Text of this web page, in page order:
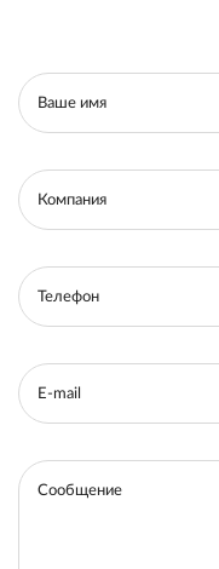
Ваше имя
Компания
Телефон
E-mail
Сообщение